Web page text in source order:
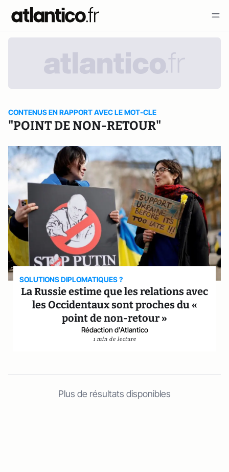
CONTENUS EN RAPPORT AVEC LE MOT-CLE
"POINT DE NON-RETOUR"
SOLUTIONS DIPLOMATIQUES ?
La Russie estime que les relations avec
les Occidentaux sont proches du «
point de non-retour »
Rédaction d'Atlantico
1 min de lecture
Plus de résultats disponibles